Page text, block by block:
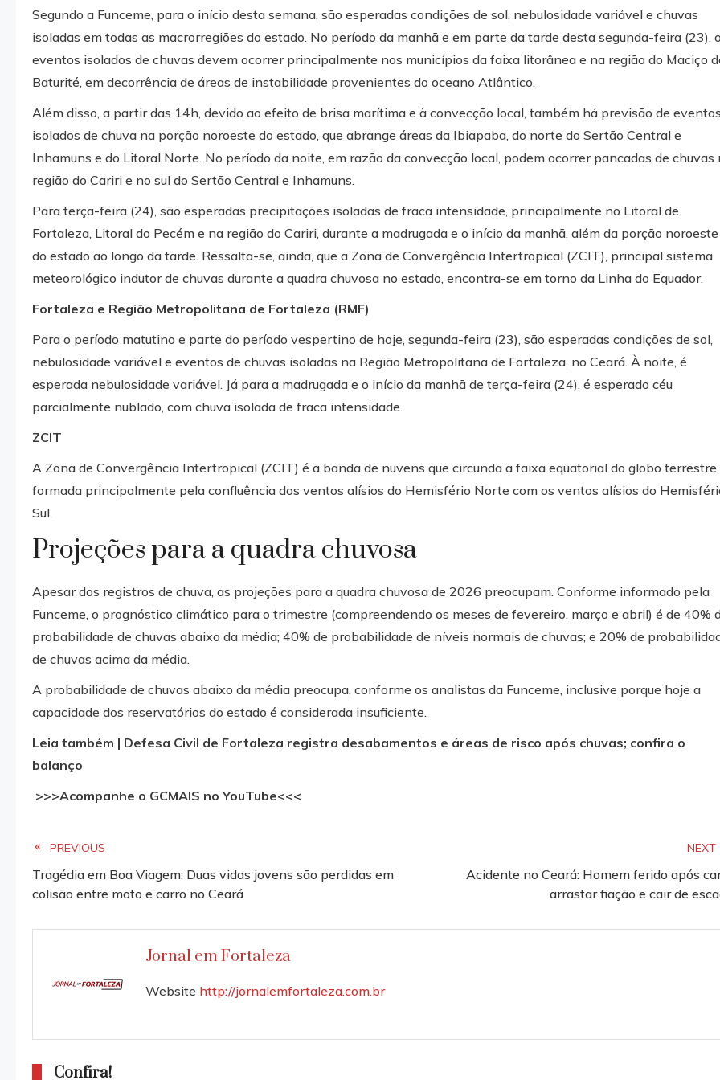
Segundo a Funceme, para o início desta semana, são esperadas condições de sol, nebulosidade variável e chuvas
isoladas em todas as macrorregiões do estado. No período da manhã e em parte da tarde desta segunda-feira (23),
eventos isolados de chuvas devem ocorrer principalmente nos municípios da faixa litorânea e na região do Maciço
Baturité, em decorrência de áreas de instabilidade provenientes do oceano Atlântico.
Além disso, a partir das 14h, devido ao efeito de brisa marítima e à convecção local, também há previsão de eventos
isolados de chuva na porção noroeste do estado, que abrange áreas da Ibiapaba, do norte do Sertão Central e
Inhamuns e do Litoral Norte. No período da noite, em razão da convecção local, podem ocorrer pancadas de chuvas
região do Cariri e no sul do Sertão Central e Inhamuns.
Para terça-feira (24), são esperadas precipitações isoladas de fraca intensidade, principalmente no Litoral de
Fortaleza, Litoral do Pecém e na região do Cariri, durante a madrugada e o início da manhã, além da porção noroeste
do estado ao longo da tarde. Ressalta-se, ainda, que a Zona de Convergência Intertropical (ZCIT), principal sistema
meteorológico indutor de chuvas durante a quadra chuvosa no estado, encontra-se em torno da Linha do Equador.
Fortaleza e Região Metropolitana de Fortaleza (RMF)
Para o período matutino e parte do período vespertino de hoje, segunda-feira (23), são esperadas condições de sol,
nebulosidade variável e eventos de chuvas isoladas na Região Metropolitana de Fortaleza, no Ceará. À noite, é
esperada nebulosidade variável. Já para a madrugada e o início da manhã de terça-feira (24), é esperado céu
parcialmente nublado, com chuva isolada de fraca intensidade.
ZCIT
A Zona de Convergência Intertropical (ZCIT) é a banda de nuvens que circunda a faixa equatorial do globo terrestre,
formada principalmente pela confluência dos ventos alísios do Hemisfério Norte com os ventos alísios do
Sul.
Projeções para a quadra chuvosa
Apesar dos registros de chuva, as projeções para a quadra chuvosa de 2026 preocupam. Conforme informado pela
Funceme, o prognóstico climático para o trimestre (compreendendo os meses de fevereiro, março e abril) é de 40%
probabilidade de chuvas abaixo da média; 40% de probabilidade de níveis normais de chuvas; e 20% de
de chuvas acima da média.
A probabilidade de chuvas abaixo da média preocupa, conforme os analistas da Funceme, inclusive porque hoje a
capacidade dos reservatórios do estado é considerada insuficiente.
Leia também | Defesa Civil de Fortaleza registra desabamentos e áreas de risco após chuvas; confira o
balanço
>>>Acompanhe o GCMAIS no YouTube<<<
Read
more
articles
PREVIOUS
Tragédia em Boa Viagem: Duas vidas jovens são perdidas em
colisão entre moto e carro no Ceará
NEXT
Acidente no Ceará: Homem ferido após
arrastar fiação e cair de
Jornal em Fortaleza
Website http://jornalemfortaleza.com.br
Confira!